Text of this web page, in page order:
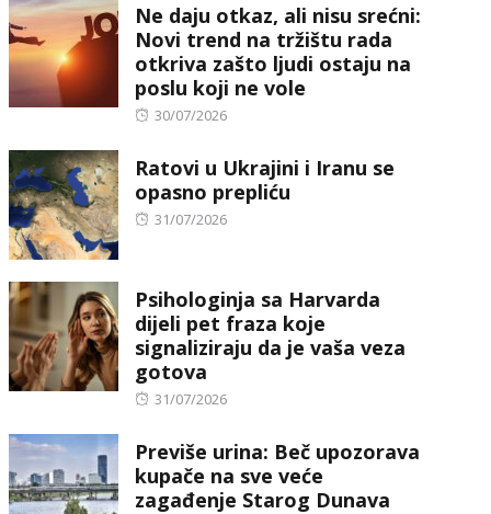
Ne daju otkaz, ali nisu srećni:
Novi trend na tržištu rada
otkriva zašto ljudi ostaju na
poslu koji ne vole
Posted
30/07/2026
Ratovi u Ukrajini i Iranu se
opasno prepliću
Posted
31/07/2026
Psihologinja sa Harvarda
dijeli pet fraza koje
signaliziraju da je vaša veza
gotova
Posted
31/07/2026
Previše urina: Beč upozorava
kupače na sve veće
zagađenje Starog Dunava